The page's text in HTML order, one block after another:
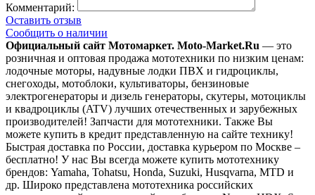
Комментарий:
Оставить отзыв
Сообщить о наличии
Официальный сайт Мотомаркет. Moto-Market.Ru — это
розничная и оптовая продажа мототехники по низким ценам:
лодочные моторы, надувные лодки ПВХ и гидроциклы,
снегоходы, мотоблоки, культиваторы, бензиновые
электрогенераторы и дизель генераторы, скутеры, мотоциклы
и квадроциклы (ATV) лучших отечественных и зарубежных
производителей! Запчасти для мототехники. Также Вы
можете купить в кредит представленную на сайте технику!
Быстрая доставка по России, доставка курьером по Москве –
бесплатно! У нас Вы всегда можете купить мототехнику
брендов: Yamaha, Tohatsu, Honda, Suzuki, Husqvarna, MTD и
др. Широко представлена мототехника российских